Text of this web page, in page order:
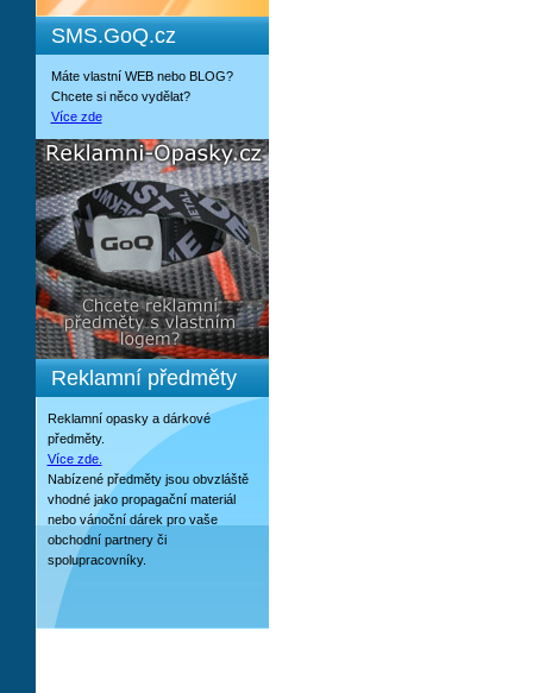
SMS.GoQ.cz
Máte vlastní WEB nebo BLOG?
Chcete si něco vydělat?
Více zde
Reklamní předměty
Reklamní opasky a dárkové
předměty.
Více zde.
Nabízené předměty jsou obvzláště
vhodné jako propagační materiál
nebo vánoční dárek pro vaše
obchodní partnery či
spolupracovníky.